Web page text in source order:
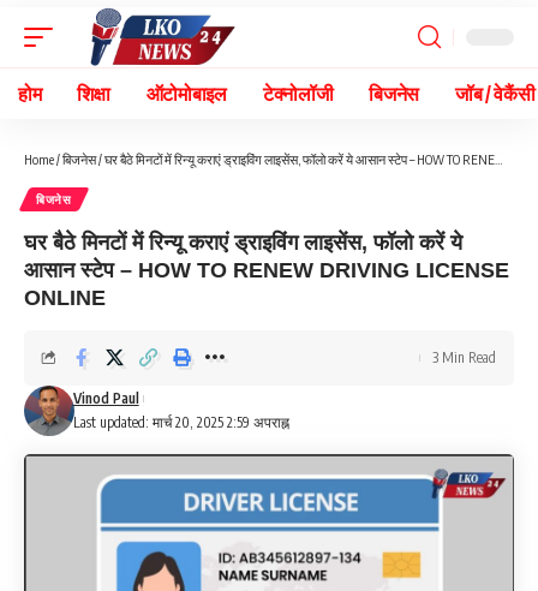
होम शिक्षा ऑटोमोबाइल टेक्नोलॉजी बिजनेस जॉब / वेकैंसी
Home/बिजनेस/घर बैठे मिनटों में रिन्यू कराएं ड्राइविंग लाइसेंस, फॉलो करें ये आसान स्टेप – HOW TO RENEW DRIVING LICENSE ONLINE
बिजनेस
घर बैठे मिनटों में रिन्यू कराएं ड्राइविंग लाइसेंस, फॉलो करें ये
आसान स्टेप – HOW TO RENEW DRIVING LICENSE
ONLINE
Last updated: मार्च 20, 2025 2:59 अपराह्न
Vinod Paul
3 Min Read